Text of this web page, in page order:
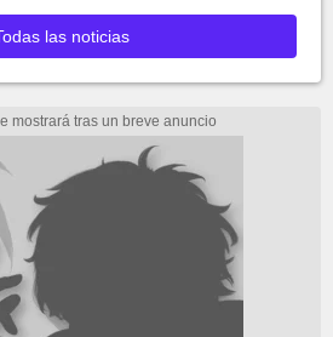
las noticias